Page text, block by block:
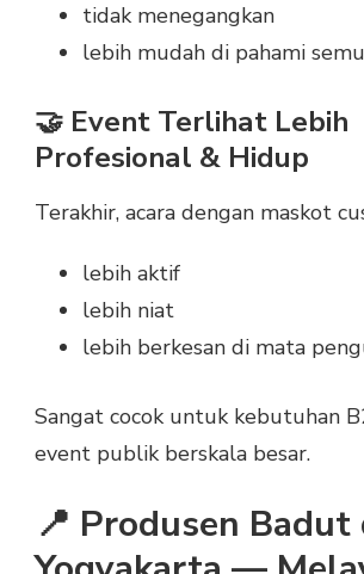
tidak menegangkan
lebih mudah di pahami
🤝 Event Terlihat Lebih
Profesional & Hidup
Terakhir, acara dengan maskot
lebih aktif
lebih niat
lebih berkesan di mata
Sangat cocok untuk kebutuhan
event publik berskala besar.
📍 Produsen Badut